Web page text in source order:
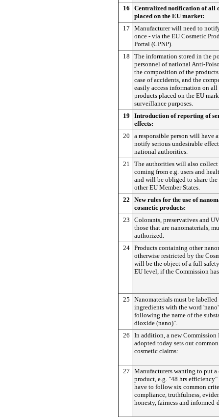
16
Centralized notification of all
placed on the EU market:
17
Manufacturer will need to
once - via the EU Cosmetic
Portal (CPNP).
18
The information stored in the
personnel of national Anti-
the composition of the
case of accidents, and the
easily access information on all
products placed on the EU
surveillance purposes.
19
Introduction of reporting of
effects:
20
a responsible person will have
notify serious undesirable
national authorities.
21
The authorities will also
coming from e.g. users and
and will be obliged to share
other EU Member States.
22
New rules for the use of
cosmetic products:
23
Colorants, preservatives and
those that are nanomaterials,
authorized.
24 Products containing other
otherwise restricted by the
will be the object of a full safety
EU level, if the Commission
25
Nanomaterials must be
ingredients with the word
following the name of the
dioxide (nano)".
26
In addition, a new Commission
adopted today sets out
cosmetic claims:
27
Manufacturers wanting to put
product, e.g. "48 hrs
have to follow six common
compliance, truthfulness,
honesty, fairness and